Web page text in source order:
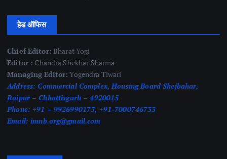
हेड ऑफिस
Chief Editor: Bharat Yogi
Editor : Chandra Shekhar Sharma
Managing Editor: Yogendra Tiwari
Address: Commercial Complex, Housing Board Shejbahar,
Raipur – Chhattisgarh – 4920015
Phone: +91 – 9926990173, +91-7000746733
Email: imnb.org@gmail.com